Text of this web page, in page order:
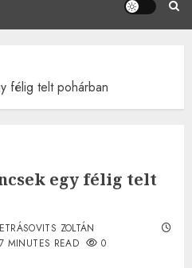
félig telt pohárban
egy félig telt
ZOLTÁN
7 MINUTES READ 0